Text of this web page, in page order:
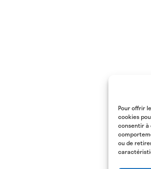
Pour offrir
cookies
consentir à
ou de